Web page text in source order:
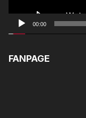
00:00
FANPAGE